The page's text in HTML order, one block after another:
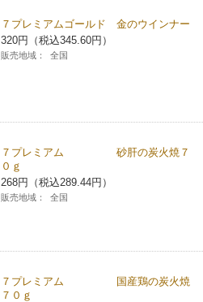
７プレミアムゴールド 金のウインナー
320円（税込345.60円）
販売地域： 全国
７プレミアム 砂肝の炭火焼７
０ｇ
268円（税込289.44円）
販売地域： 全国
７プレミアム 国産鶏の炭火焼
７０ｇ